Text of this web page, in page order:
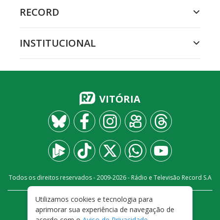
RECORD
INSTITUCIONAL
VITÓRIA
Todos os direitos reservados - 2009-2026- Rádio e Televisão Record S.A
FALE CONOSCO
PRIVACIDADE
TERMOS E CONDIÇÕES DE USO
Utilizamos cookies e tecnologia para
aprimorar sua experiência de navegação de